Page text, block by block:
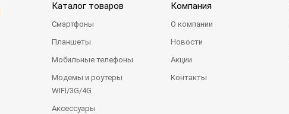
Каталог товаров
Смартфоны
Планшеты
Мобильные телефоны
Модемы и роутеры
WIFI/3G/4G
Аксессуары
Компания
О компании
Новости
Акции
Контакты